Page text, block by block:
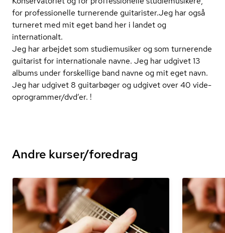
for professionelle turnerende guitarister.Jeg har også
turneret med mit eget band her i landet og
internationalt.
Jeg har arbejdet som studiemusiker og som turnerende
guitarist for internationale navne. Jeg har udgivet 13
albums under forskellige band navne og mit eget navn.
Jeg har udgivet 8 guitarbøger og udgivet over 40 vi­de­
opro­gram­mer/dvd’er. !
Andre kurser/foredrag